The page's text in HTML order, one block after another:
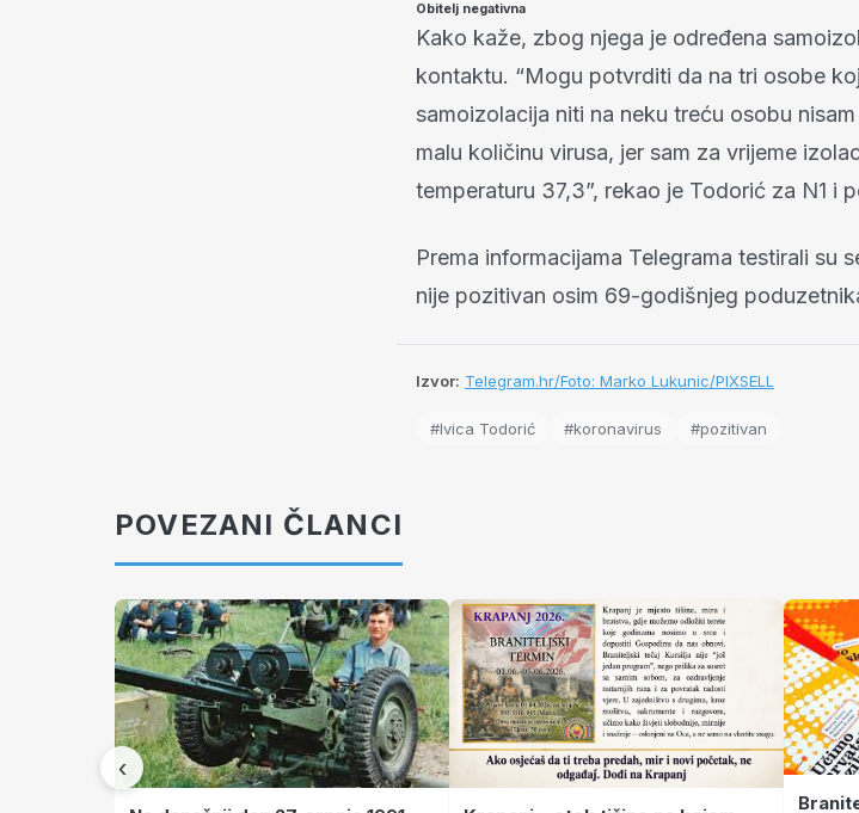
Obitelj negativna
Kako kaže, zbog njega je određena
kontaktu. “Mogu potvrditi da na tri osobe
samoizolacija niti na neku treću osobu
malu količinu virusa, jer sam za vrijeme
temperaturu 37,3”, rekao je Todorić za N1 i
Prema informacijama Telegrama testirali su
nije pozitivan osim 69-godišnjeg
Izvor: Telegram.hr/Foto: Marko Lukunic/PIXSELL
#Ivica Todorić #koronavirus #pozitivan
POVEZANI ČLANCI
‹